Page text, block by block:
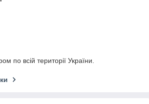
по всій території України.